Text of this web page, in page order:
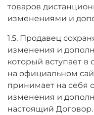
товаров
изменениями и
1.5. Продавец
изменения и
который вступает
на официальном
принимает на себя
изменения и
настоящий